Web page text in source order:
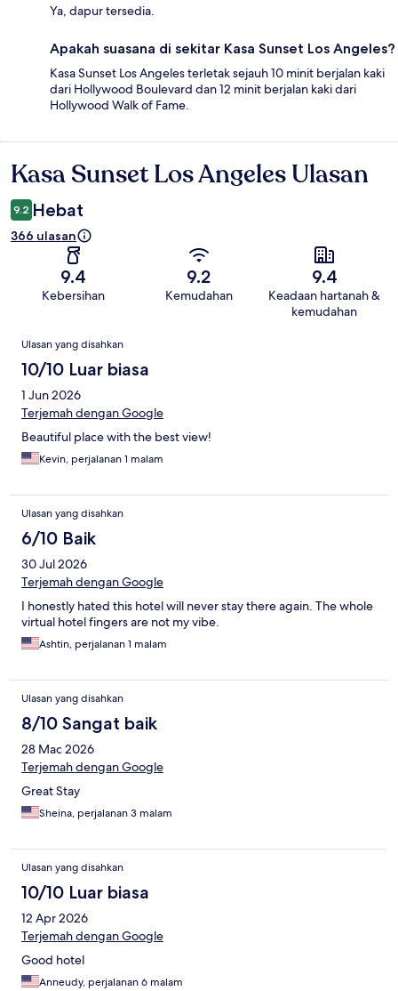
Ya, dapur tersedia.
Apakah suasana di sekitar Kasa Sunset Los Angeles?
Kasa Sunset Los Angeles terletak sejauh 10 minit berjalan kaki
dari Hollywood Boulevard dan 12 minit berjalan kaki dari
Hollywood Walk of Fame.
Ulasan
Kasa Sunset Los Angeles Ulasan
9.2 Hebat
366 ulasan
9.4
Kebersihan
9.2
Kemudahan
9.4
Keadaan hartanah &
kemudahan
Ulasan
Ulasan yang disahkan
10/10 Luar biasa
1 Jun 2026
Terjemah dengan Google
Beautiful place with the best view!
Kevin, perjalanan 1 malam
Ulasan yang disahkan
6/10 Baik
30 Jul 2026
Terjemah dengan Google
I honestly hated this hotel will never stay there again. The whole
virtual hotel fingers are not my vibe.
Ashtin, perjalanan 1 malam
Ulasan yang disahkan
8/10 Sangat baik
28 Mac 2026
Terjemah dengan Google
Great Stay
Sheina, perjalanan 3 malam
Ulasan yang disahkan
10/10 Luar biasa
12 Apr 2026
Terjemah dengan Google
Good hotel
Anneudy, perjalanan 6 malam